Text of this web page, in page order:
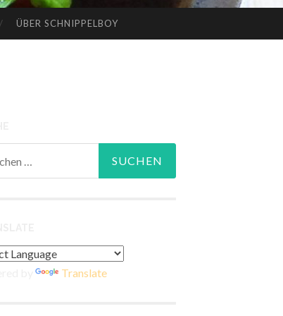
ÜBER SCHNIPPELBOY
Translate